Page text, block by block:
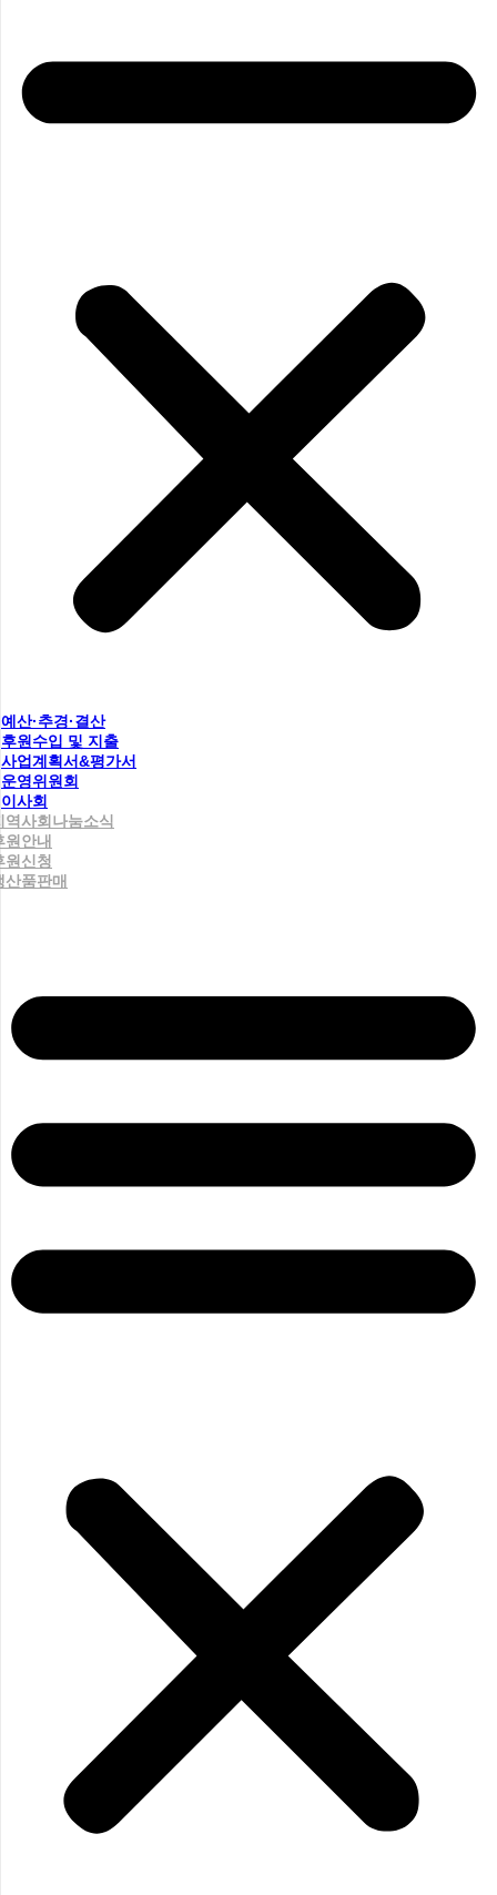
예산·추경·결산
후원수입 및 지출
사업계획서&평가서
운영위원회
이사회
역사회나눔소식
원안내
원신청
산품판매